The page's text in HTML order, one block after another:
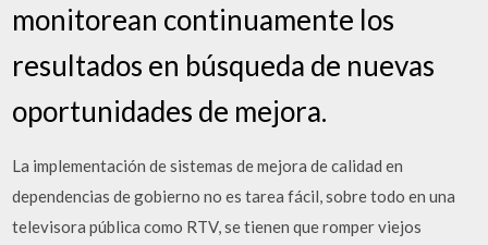
monitorean continuamente los
resultados en búsqueda de nuevas
oportunidades de mejora.
La implementación de sistemas de mejora de calidad en
dependencias de gobierno no es tarea fácil, sobre todo en una
televisora pública como RTV, se tienen que romper viejos